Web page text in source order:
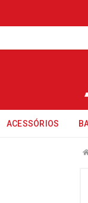
ACESSÓRIOS